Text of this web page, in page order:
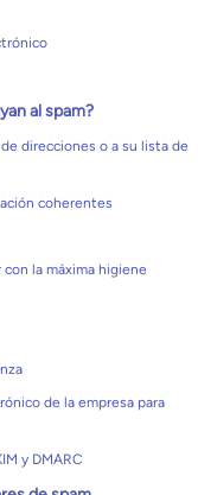
al spam?
direcciones o a su lista de
coherentes
la máxima higiene
de la empresa para
y DMARC